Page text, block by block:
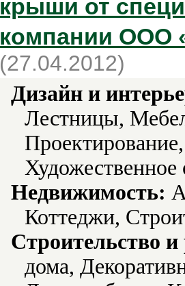
крыши от
компании ООО
(27.04.2012)
Дизайн и
Лестницы,
Недвижимость:
Коттеджи,
Строительство
дома,